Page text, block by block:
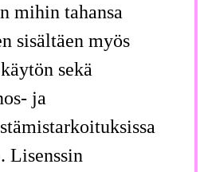
mihin tahansa
sisältäen myös
sekä
ja
Lisenssin